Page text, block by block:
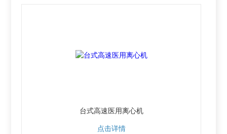
台式高速医用离心机
点击详情